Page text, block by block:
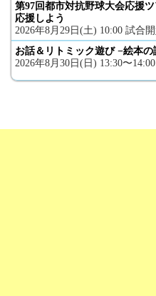
第97回都市対抗野球大会応援
応援しよう
2026年8月29日(土) 10:00 試合
お話＆リトミック遊び −絵本
2026年8月30日(日) 13:30〜14:00